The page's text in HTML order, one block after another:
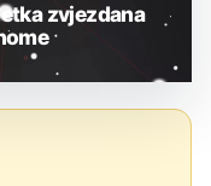
zvjezdana